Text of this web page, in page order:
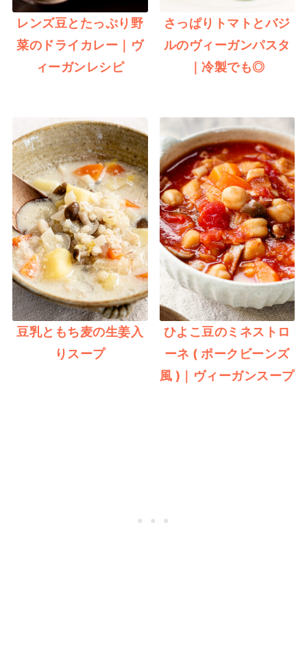
レンズ豆とたっぷり野
菜のドライカレー｜ヴ
ィーガンレシピ
さっぱりトマトとバジ
ルのヴィーガンパスタ
｜冷製でも◎
豆乳ともち麦の生姜入
りスープ
ひよこ豆のミネストロ
ーネ ( ポークビーンズ
風 )｜ヴィーガンスープ